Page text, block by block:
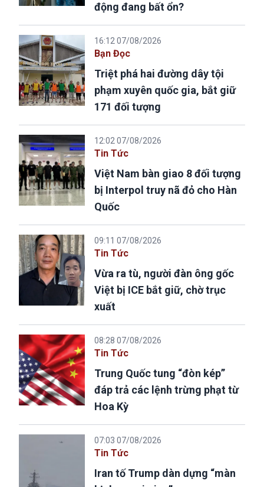
động đang bất ổn?
16:12 07/08/2026
Bạn Đọc
Triệt phá hai đường dây tội
phạm xuyên quốc gia, bắt giữ
171 đối tượng
12:02 07/08/2026
Tin Tức
Việt Nam bàn giao 8 đối tượng
bị Interpol truy nã đỏ cho Hàn
Quốc
09:11 07/08/2026
Tin Tức
Vừa ra tù, người đàn ông gốc
Việt bị ICE bắt giữ, chờ trục
xuất
08:28 07/08/2026
Tin Tức
Trung Quốc tung “đòn kép”
đáp trả các lệnh trừng phạt từ
Hoa Kỳ
07:03 07/08/2026
Tin Tức
Iran tố Trump dàn dựng “màn